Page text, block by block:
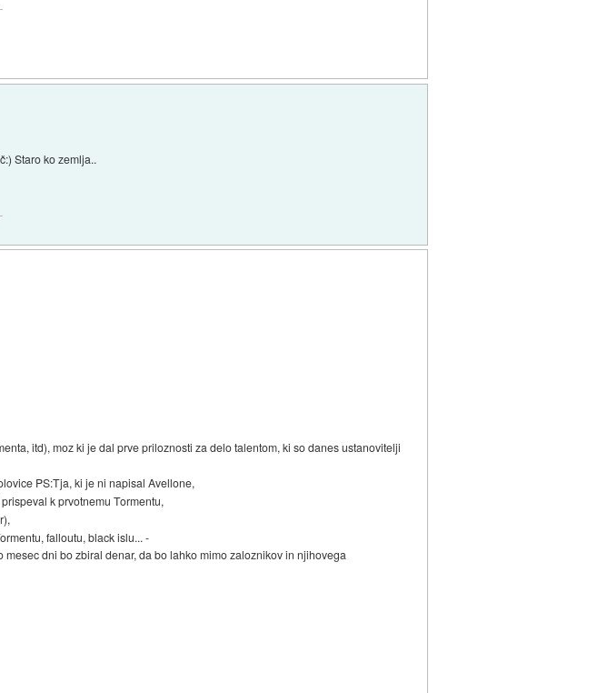
Staro ko zemlja..
itd), moz ki je dal prve priloznosti za delo talentom, ki so danes ustanovitelji
PS:Tja, ki je ni napisal Avellone,
k prvotnemu Tormentu,
falloutu, black islu... -
mesec dni bo zbiral denar, da bo lahko mimo zaloznikov in njihovega